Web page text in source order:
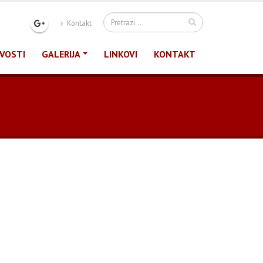
Kontakt
GALERIJA LINKOVI KONTAKT